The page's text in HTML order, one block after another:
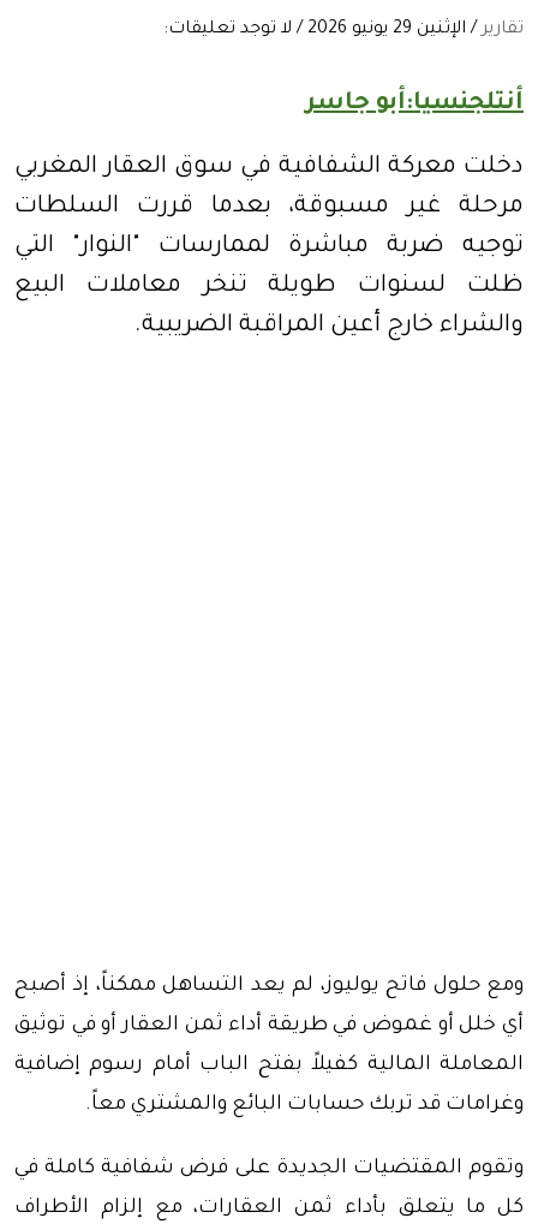
تقارير/ الإثنين 29 يونيو 2026 / لا توجد تعليقات:
أنتلجنسيا:أبو جاسر
دخلت معركة الشفافية في سوق العقار المغربي
مرحلة غير مسبوقة، بعدما قررت السلطات
توجيه ضربة مباشرة لممارسات "النوار" التي
ظلت لسنوات طويلة تنخر معاملات البيع
والشراء خارج أعين المراقبة الضريبية.
ومع حلول فاتح يوليوز، لم يعد التساهل ممكناً، إذ أصبح
أي خلل أو غموض في طريقة أداء ثمن العقار أو في توثيق
المعاملة المالية كفيلاً بفتح الباب أمام رسوم إضافية
وغرامات قد تربك حسابات البائع والمشتري معاً.
وتقوم المقتضيات الجديدة على فرض شفافية كاملة في
كل ما يتعلق بأداء ثمن العقارات، مع إلزام الأطراف